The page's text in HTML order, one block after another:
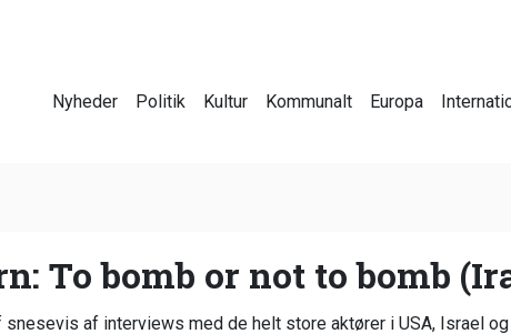
Nyheder Politik Kultur Kommunalt Europa
To bomb or not to bomb
af interviews med de helt store aktører i USA, Israel